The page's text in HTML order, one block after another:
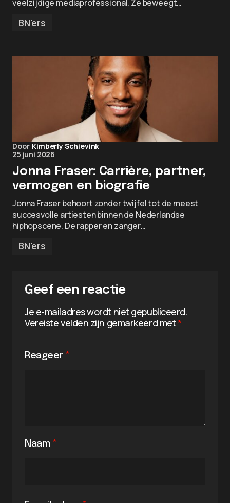
veelzijdige mediaprofessional. Ze beweegt…
BN'ers
Door Kimberly Schievink
25 juni 2026
Jonna Fraser: Carrière, partner,
vermogen en biografie
Jonna Fraser behoort zonder twijfel tot de meest
succesvolle artiesten binnen de Nederlandse
hiphopscene. De rapper en zanger…
BN'ers
Geef een reactie
Je e-mailadres wordt niet gepubliceerd.
Vereiste velden zijn gemarkeerd met*
Reageer *
Naam *